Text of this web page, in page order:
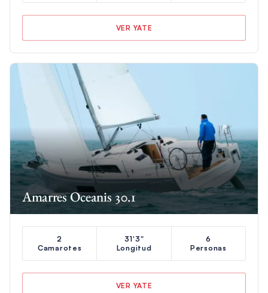
VER YATE
Amarres Oceanis 30.1
2
Camarotes
31'3"
Longitud
6
Personas
VER YATE